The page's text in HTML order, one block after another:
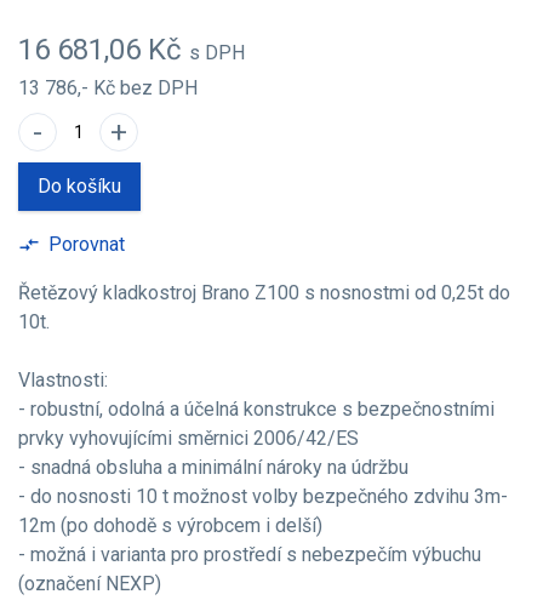
16 681,06 Kč s DPH
13 786,- Kč bez DPH
- +
Do košíku
compare_arrows Porovnat
Řetězový kladkostroj Brano Z100 s nosnostmi od 0,25t do
10t.
Vlastnosti:
- robustní, odolná a účelná konstrukce s bezpečnostními
prvky vyhovujícími směrnici 2006/42/ES
- snadná obsluha a minimální nároky na údržbu
- do nosnosti 10 t možnost volby bezpečného zdvihu 3m-
12m (po dohodě s výrobcem i delší)
- možná i varianta pro prostředí s nebezpečím výbuchu
(označení NEXP)